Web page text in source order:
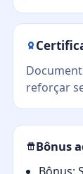
reforçar
Bônus